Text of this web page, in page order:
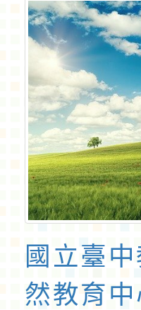
國立臺
然教育